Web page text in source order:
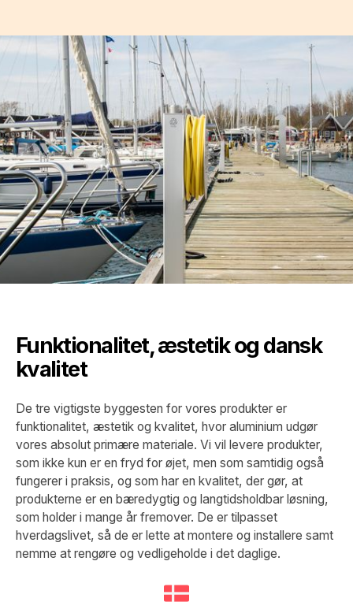
Funktionalitet, æstetik og dansk
kvalitet
De tre vigtigste byggesten for vores produkter er
funktionalitet, æstetik og kvalitet, hvor aluminium udgør
vores absolut primære materiale. Vi vil levere produkter,
som ikke kun er en fryd for øjet, men som samtidig også
fungerer i praksis, og som har en kvalitet, der gør, at
produkterne er en bæredygtig og langtidsholdbar løsning,
som holder i mange år fremover. De er tilpasset
hverdagslivet, så de er lette at montere og installere samt
nemme at rengøre og vedligeholde i det daglige.